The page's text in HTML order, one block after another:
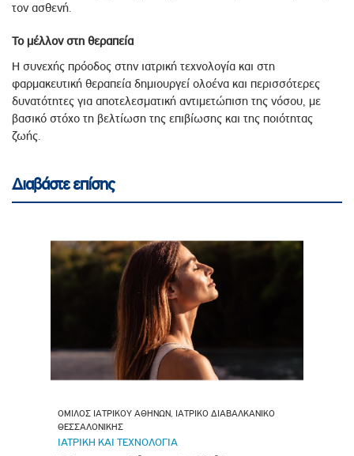
τον ασθενή.
Το μέλλον στη θεραπεία
Η συνεχής πρόοδος στην ιατρική τεχνολογία και στη
φαρμακευτική θεραπεία δημιουργεί ολοένα και περισσότερες
δυνατότητες για αποτελεσματική αντιμετώπιση της νόσου, με
βασικό στόχο τη βελτίωση της επιβίωσης και της ποιότητας
ζωής.
Διαβάστε επίσης
ΟΜΙΛΟΣ ΙΑΤΡΙΚΟΥ ΑΘΗΝΩΝ, ΙΑΤΡΙΚΟ ΔΙΑΒΑΛΚΑΝΙΚΟ
ΘΕΣΣΑΛΟΝΙΚΗΣ
ΙΑΤΡΙΚΗ ΚΑΙ ΤΕΧΝΟΛΟΓΙΑ